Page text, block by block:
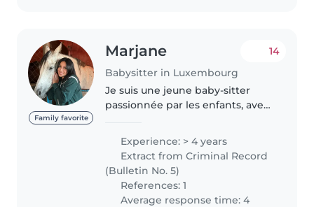
Family favorite
Marjane
Babysitter in Luxembourg
14
Je suis une jeune baby-sitter
passionnée par les enfants, avec
d'enfants de tous les âges. Je
suis certifiée en premiers
secours et j'ai une expérience..
Experience: > 4 years
Extract from Criminal Record
(Bulletin No. 5)
References: 1
Average response time: 4